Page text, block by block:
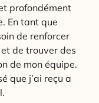
profondément
En tant que
de renforcer
de trouver des
de mon équipe.
que j’ai reçu a